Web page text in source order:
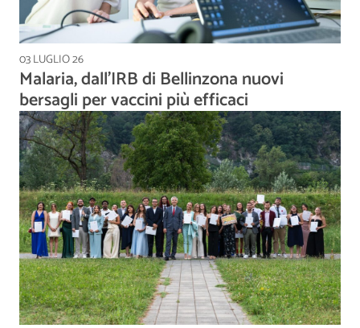
03 LUGLIO 26
Malaria, dall’IRB di Bellinzona nuovi
bersagli per vaccini più efficaci